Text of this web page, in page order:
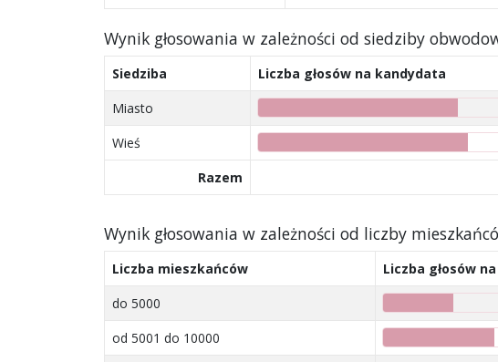
Wynik głosowania w zależności od siedziby
Siedziba Liczba głosów na kandydata
Miasto
Wieś
Razem
Wynik głosowania w zależności od liczby
Liczba mieszkańców Liczba głosów
do 5000
od 5001 do 10000